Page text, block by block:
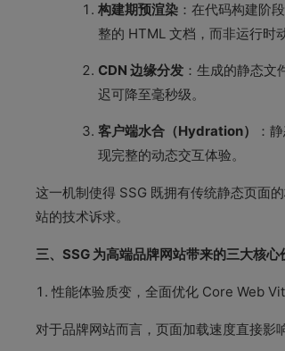
构建期预渲染 ：在代码构建阶
整的 HTML 文档，而非运行时
CDN 边缘分发 ：生成的静态
迟可降至毫秒级。
客户端水合（Hydration）
：
现完整的动态交互体验。
这一机制使得 SSG 既拥有传统静态页面
站的技术诉求。
三、SSG 为高端品牌网站带来的三大核心
1. 性能体验质变，全面优化 Core Web
对于品牌网站而言，页面加载速度直接影